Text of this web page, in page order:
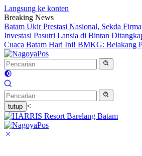
Langsung ke konten
Breaking News
Batam Ukir Prestasi Nasional, Sekda
Investasi Pasutri Lansia di Bintan
Cuaca Batam Hari Ini! BMKG: Belakang
tutup <